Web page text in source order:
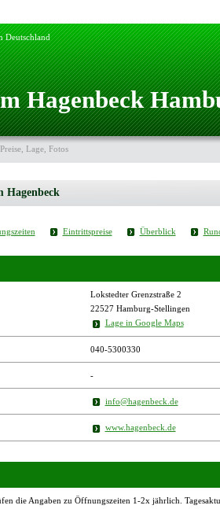
Deutschland
Hagenbeck
Lage, Fotos
Hagenbeck
Eintrittspreise Überblick
Lokstedter Grenzstraße 2
22527 Hamburg-Stellingen
Lage in Google Maps
040-5300330
-
info@hagenbeck.de
www.hagenbeck.de
die Angaben zu Öffnungszeiten 1-2x jährlich.